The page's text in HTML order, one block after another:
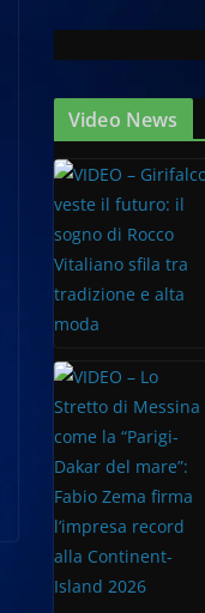
Video News